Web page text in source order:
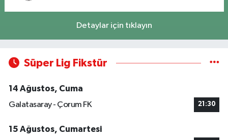
Detaylar için tıklayın
Süper Lig Fikstür
14 Ağustos, Cuma
Galatasaray - Çorum FK
21:30
15 Ağustos, Cumartesi